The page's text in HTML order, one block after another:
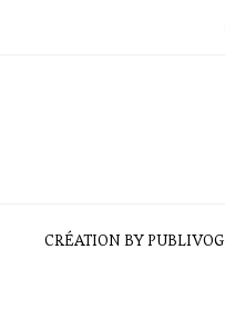
CRÉATION BY PUBLIVOG